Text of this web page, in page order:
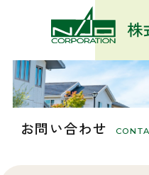
お問い合わせ